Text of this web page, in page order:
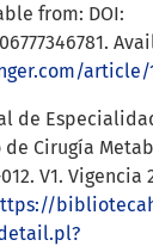
from: DOI:
article/
de
Cirugía
012. V1.